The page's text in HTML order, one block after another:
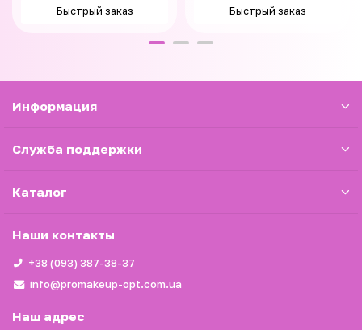
Быстрый заказ Быстрый заказ
Информация
Служба поддержки
Каталог
Наши контакты
+38 (093) 387-38-37
info@promakeup-opt.com.ua
Наш адрес